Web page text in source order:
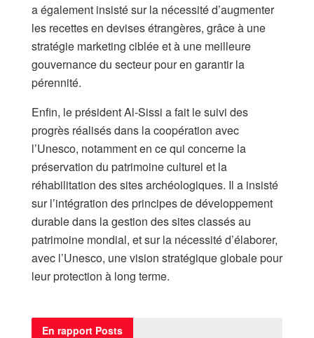
a également insisté sur la nécessité d’augmenter
les recettes en devises étrangères, grâce à une
stratégie marketing ciblée et à une meilleure
gouvernance du secteur pour en garantir la
pérennité.
Enfin, le président Al-Sissi a fait le suivi des
progrès réalisés dans la coopération avec
l’Unesco, notamment en ce qui concerne la
préservation du patrimoine culturel et la
réhabilitation des sites archéologiques. Il a insisté
sur l’intégration des principes de développement
durable dans la gestion des sites classés au
patrimoine mondial, et sur la nécessité d’élaborer,
avec l’Unesco, une vision stratégique globale pour
leur protection à long terme.
En rapport Posts